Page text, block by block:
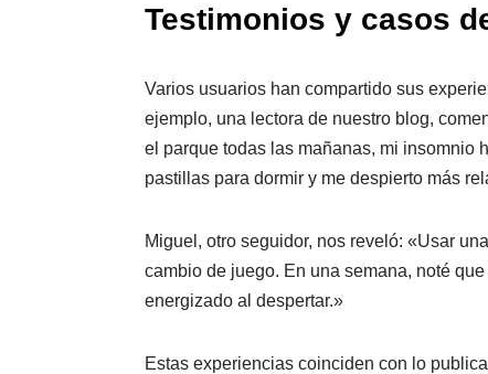
Testimonios y casos
Varios usuarios han compartido sus
ejemplo, una lectora de nuestro blog,
el parque todas las mañanas, mi insomnio
pastillas para dormir y me despierto más
Miguel, otro seguidor, nos reveló: «Usar
cambio de juego. En una semana, noté
energizado al despertar.»
Estas experiencias coinciden con lo